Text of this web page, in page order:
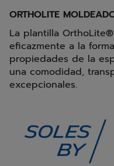
ORTHOLITE
La plantilla
eficazmente a la
propiedades de la
una comodidad,
excepcionales.